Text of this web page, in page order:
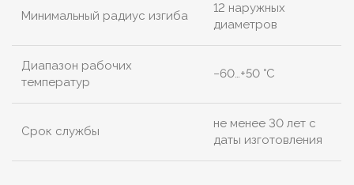
Минимальный радиус изгиба
12 наружных
диаметров
Диапазон рабочих
температур
−60…+50 °C
Срок службы
не менее 30 лет с
даты изготовления